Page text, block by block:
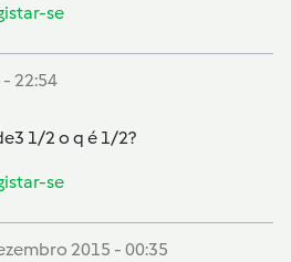
se
22:54
1/2 o q é 1/2?
se
2015 - 00:35